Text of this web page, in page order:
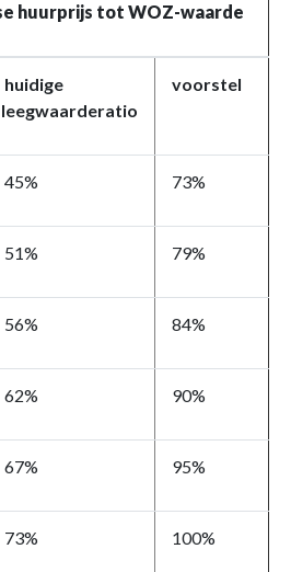
huurprijs tot WOZ-waarde
huidige
leegwaarderatio
voorstel
45% 73%
51% 79%
56% 84%
62% 90%
67% 95%
73% 100%